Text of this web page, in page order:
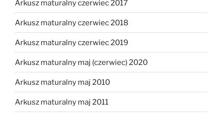
Arkusz maturalny czerwiec 2017
Arkusz maturalny czerwiec 2018
Arkusz maturalny czerwiec 2019
Arkusz maturalny maj (czerwiec) 2020
Arkusz maturalny maj 2010
Arkusz maturalny maj 2011